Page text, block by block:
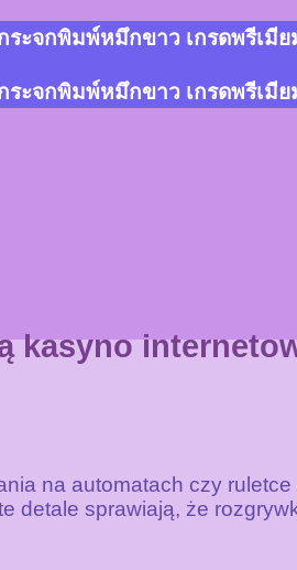
ะจกพิมพ์หมึกขาว เกรดพรีเมีย
ะจกพิมพ์หมึกขาว เกรดพรีเมีย
kasyno
na automatach czy
detale sprawiają, że